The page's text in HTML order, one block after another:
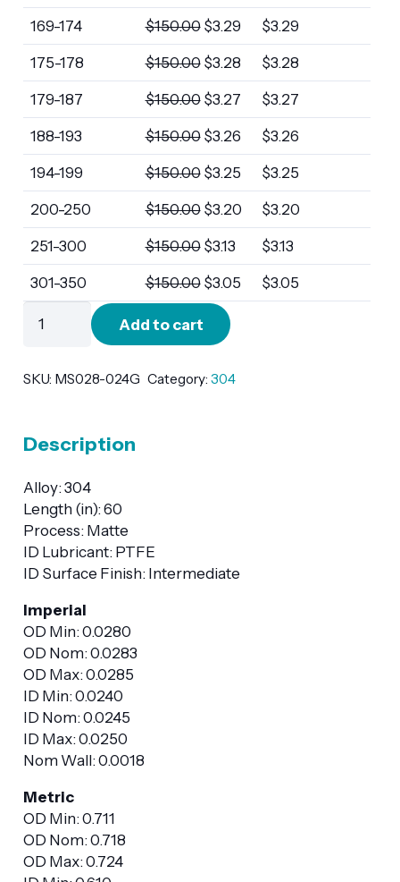
169-174 $150.00 $3.29 $3.29
175-178 $150.00 $3.28 $3.28
179-187 $150.00 $3.27 $3.27
188-193 $150.00 $3.26 $3.26
194-199 $150.00 $3.25 $3.25
200-250 $150.00 $3.20 $3.20
251-300 $150.00 $3.13 $3.13
301-350 $150.00 $3.05 $3.05
024G
Add to cart
SKU: MS028-024G Category: 304
Description
Alloy: 304
Length (in): 60
Process: Matte
ID Lubricant: PTFE
ID Surface Finish: Intermediate
Imperial
OD Min: 0.0280
OD Nom: 0.0283
OD Max: 0.0285
ID Min: 0.0240
ID Nom: 0.0245
ID Max: 0.0250
Nom Wall: 0.0018
Metric
OD Min: 0.711
OD Nom: 0.718
OD Max: 0.724